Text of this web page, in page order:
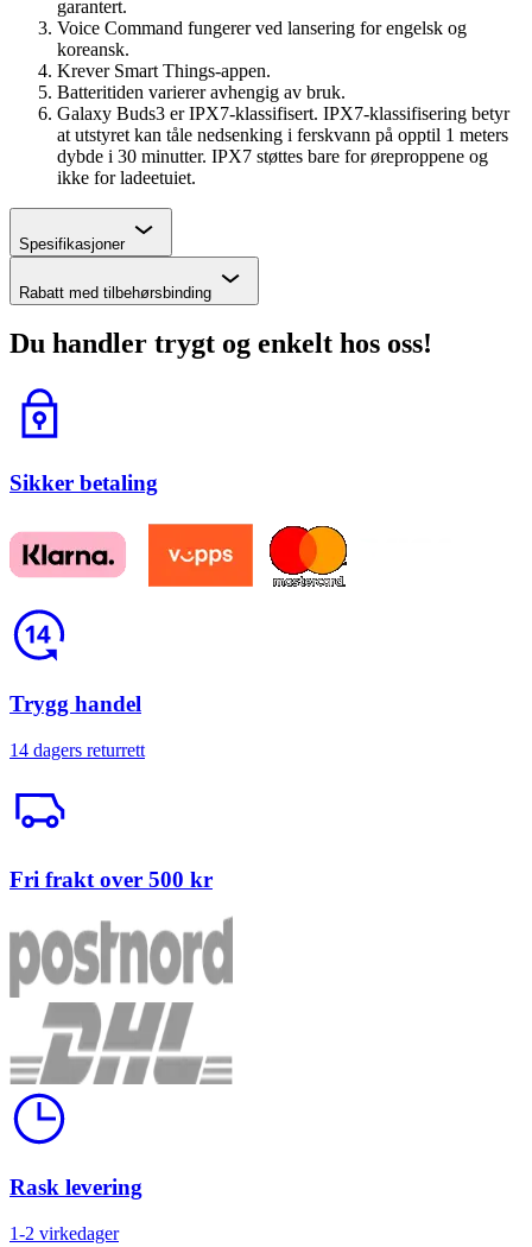
garantert.
Voice Command fungerer ved lansering for engelsk og
koreansk.
Krever Smart Things-appen.
Batteritiden varierer avhengig av bruk.
Galaxy Buds3 er IPX7-klassifisert. IPX7-klassifisering betyr
at utstyret kan tåle nedsenking i ferskvann på opptil 1 meters
dybde i 30 minutter. IPX7 støttes bare for øreproppene og
ikke for ladeetuiet.
Spesifikasjoner
Rabatt med tilbehørsbinding
Du handler trygt og enkelt hos oss!
Sikker betaling
Trygg handel
14 dagers returrett
Fri frakt over 500 kr
Rask levering
1-2 virkedager